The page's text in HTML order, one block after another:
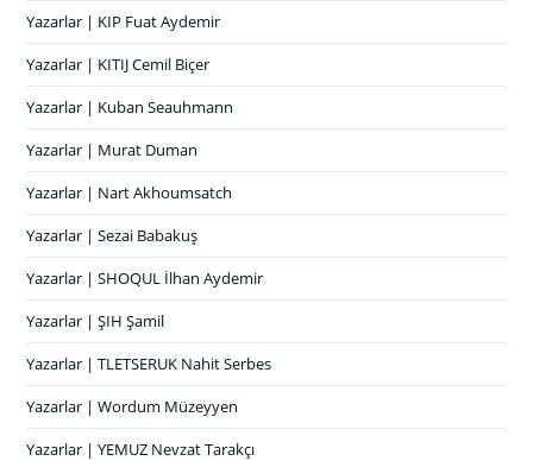
Yazarlar | KIP Fuat Aydemir
Yazarlar | KITIJ Cemil Biçer
Yazarlar | Kuban Seauhmann
Yazarlar | Murat Duman
Yazarlar | Nart Akhoumsatch
Yazarlar | Sezai Babakuş
Yazarlar | SHOQUL İlhan Aydemir
Yazarlar | ŞIH Şamil
Yazarlar | TLETSERUK Nahit Serbes
Yazarlar | Wordum Müzeyyen
Yazarlar | YEMUZ Nevzat Tarakçı